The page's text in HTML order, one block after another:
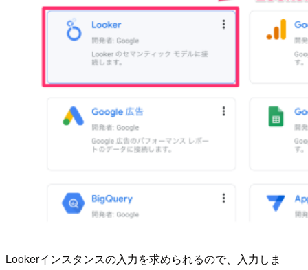
Lookerインスタンスの入力を求められるので、入力しま